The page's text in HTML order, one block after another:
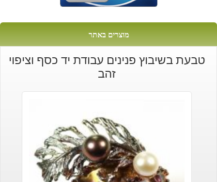
מוצרים באתר
טבעת בשיבוץ פנינים עבודת יד כסף וציפוי
זהב